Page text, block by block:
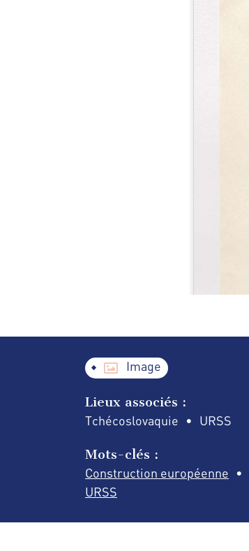
Image
Lieux associés :
Tchécoslovaquie URSS
Mots-clés :
Construction européenne
URSS